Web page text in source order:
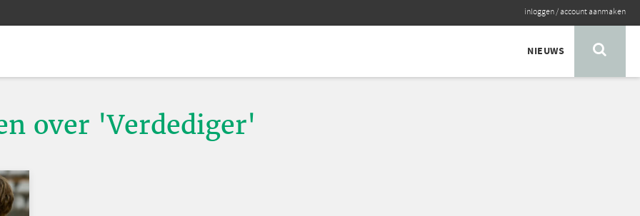
inloggen/account aanmaken
NIEUWS
over 'Verdediger'